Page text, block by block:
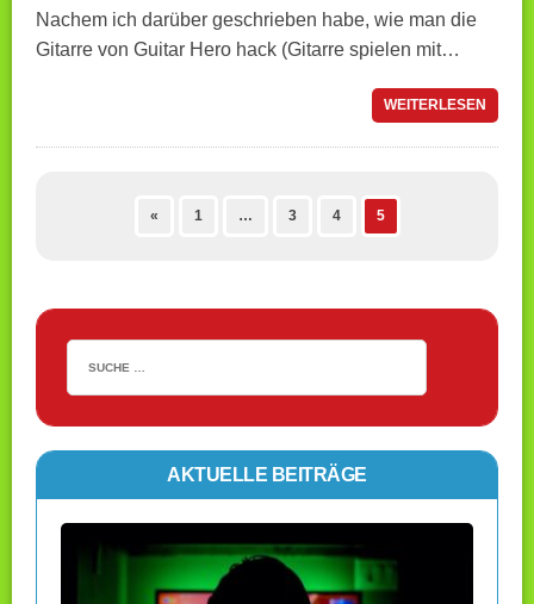
Nachem ich darüber geschrieben habe, wie man die
Gitarre von Guitar Hero hack (Gitarre spielen mit…
WEITERLESEN
« 1 … 3 4 5
AKTUELLE BEITRÄGE